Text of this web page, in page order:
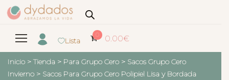
Lista
0 0.00€
Inicio > Tienda > Para Grupo Cero > Sacos Grupo Cero
Invierno > Sacos Para Grupo Cero Polipiel Lisa y Bordada